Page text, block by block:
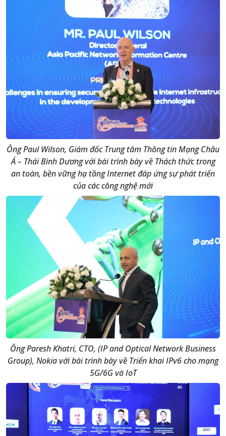
Ông Paul Wilson, Giám đốc Trung tâm Thông tin Mạng Châu
Á – Thái Bình Dương với bài trình bày về Thách thức trong
an toàn, bền vững hạ tầng Internet đáp ứng sự phát triển
của các công nghệ mới
Ông Paresh Khatri, CTO, (IP and Optical Network Business
Group), Nokia với bài trình bày về Triển khai IPv6 cho mạng
5G/6G và IoT